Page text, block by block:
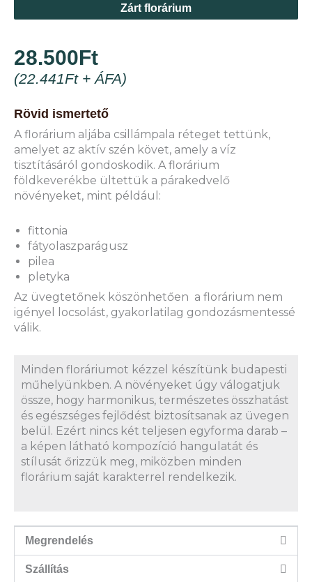
Zárt florárium
28.500Ft
(22.441Ft+ ÁFA)
Rövid ismertető
A florárium aljába csillámpala réteget tettünk,
amelyet az aktív szén követ, amely a víz
tisztításáról gondoskodik. A florárium
földkeverékbe ültettük a párakedvelő
növényeket, mint például:
fittonia
fátyolaszparágusz
pilea
pletyka
Az üvegtetőnek köszönhetően a florárium nem
igényel locsolást, gyakorlatilag gondozásmentessé
válik.
Minden floráriumot kézzel készítünk budapesti
műhelyünkben. A növényeket úgy válogatjuk
össze, hogy harmonikus, természetes összhatást
és egészséges fejlődést biztosítsanak az üvegen
belül. Ezért nincs két teljesen egyforma darab –
a képen látható kompozíció hangulatát és
stílusát őrizzük meg, miközben minden
florárium saját karakterrel rendelkezik.
Megrendelés
Szállítás